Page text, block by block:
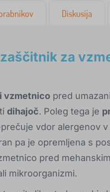
Diskusija
za
vzmetnico pred
dihajoč. Poleg tega je
vdor alergenov
pa je opremljena s
pred
mikroorganizmi.